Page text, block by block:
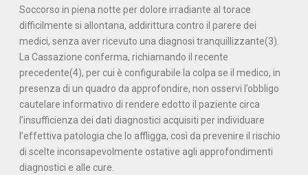
Soccorso in piena notte per dolore irradiante al torace
difficilmente si allontana, addirittura contro il parere dei
medici, senza aver ricevuto una diagnosi tranquillizzante(3).
La Cassazione conferma, richiamando il recente
precedente(4), per cui è configurabile la colpa se il medico, in
presenza di un quadro da approfondire, non osservi l’obbligo
cautelare informativo di rendere edotto il paziente circa
l’insufficienza dei dati diagnostici acquisiti per individuare
l’effettiva patologia che lo affligga, così da prevenire il rischio
di scelte inconsapevolmente ostative agli approfondimenti
diagnostici e alle cure.